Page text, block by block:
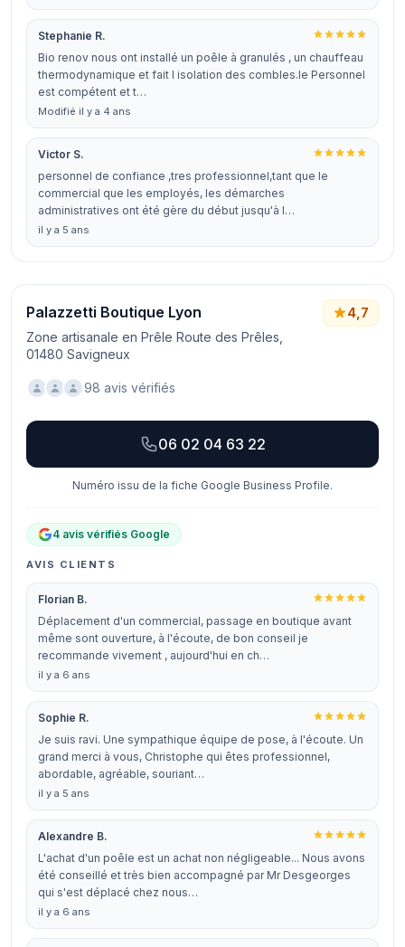
Stephanie R.
Bio renov nous ont installé un poêle à granulés , un chauffeau
thermodynamique et fait l isolation des combles.le Personnel
est compétent et t…
Modifié il y a 4 ans
Victor S.
personnel de confiance ,tres professionnel,tant que le
commercial que les employés, les démarches
administratives ont été gère du début jusqu'à l…
il y a 5 ans
Palazzetti Boutique Lyon
Zone artisanale en Prêle Route des Prêles,
01480 Savigneux
4,7
98 avis vérifiés
06 02 04 63 22
Numéro issu de la fiche Google Business Profile.
4 avis vérifiés Google
AVIS CLIENTS
Florian B.
Déplacement d'un commercial, passage en boutique avant
même sont ouverture, à l'écoute, de bon conseil je
recommande vivement , aujourd'hui en ch…
il y a 6 ans
Sophie R.
Je suis ravi. Une sympathique équipe de pose, à l'écoute. Un
grand merci à vous, Christophe qui êtes professionnel,
abordable, agréable, souriant…
il y a 5 ans
Alexandre B.
L'achat d'un poêle est un achat non négligeable... Nous avons
été conseillé et très bien accompagné par Mr Desgeorges
qui s'est déplacé chez nous…
il y a 6 ans